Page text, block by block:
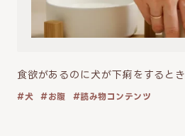
食欲があるのに犬が下痢をするとき
犬 お腹 読み物コンテンツ